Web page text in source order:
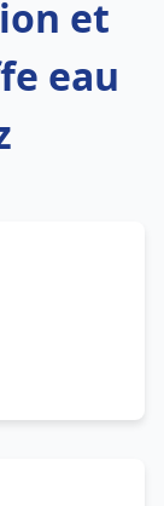
et
eau